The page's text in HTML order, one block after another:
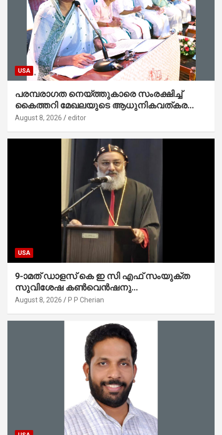
USA
പരമ്പരാഗത നെയ്ത്തുകാരെ സംരക്ഷിച്ച്
കൈത്തറി മേഖലയുടെ ആധുനികവത്കരണം
സാധ്യമാക്കും : ഡെപ്യൂട്ടി സ്പീക്കർ
August 8, 2026 editor
USA
9-ാമത് ഡാളസ് കെ ഇ സി എഫ് സംയുക്ത
സുവിശേഷ കൺവെൻഷനു
പ്രാർത്ഥനാനിർഭരമായ തുടക്കം
August 8, 2026 P P Cherian